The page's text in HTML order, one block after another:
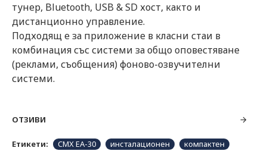
тунер, Bluetooth, USB & SD хост, както и
дистанционно управление.
Подходящ е за приложение в класни стаи в
комбинация със системи за общо оповестяване
(реклами, съобщения) фоново-озвучителни
системи.
ОТЗИВИ
Етикети: CMX EA-30 инсталационен
компактен